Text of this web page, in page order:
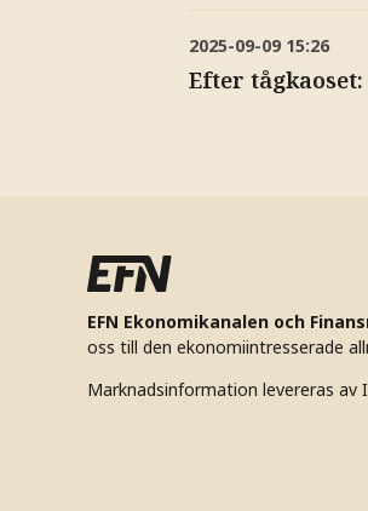
2025-09-09 15:26
Efter
EFN Ekonomikanalen och
oss till den ekonomiintresserade
Marknadsinformation levereras av